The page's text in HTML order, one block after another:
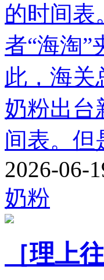
的时间
者“海淘
此，海关
奶粉出台
间表。但
2026-06-
奶粉
［理上